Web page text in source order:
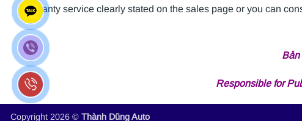
warranty service clearly stated on the sales page or you can
Bản
Responsible for
Copyright 2026 © Thành Dũng Auto